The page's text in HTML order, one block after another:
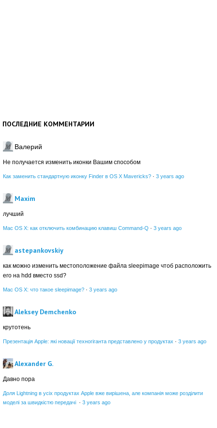
ПОСЛЕДНИЕ КОММЕНТАРИИ
Валерий
Не получается изменить иконки Вашим способом
Как заменить стандартную иконку Finder в OS X Mavericks? · 3 years ago
Maxim
лучший
Mac OS X: как отключить комбинацию клавиш Command-Q · 3 years ago
astepankovskiy
как можно изменить местоположение файла sleepimage чтоб расположить
его на hdd вместо ssd?
Mac OS X: что такое sleepimage? · 3 years ago
Aleksey Demchenko
крутотень
Презентація Apple: які новації техногіганта представлено у продуктах · 3 years ago
Alexander G.
Давно пора
Доля Lightning в усіх продуктах Apple вже вирішена, але компанія може розділити
моделі за швидкістю передачі · 3 years ago